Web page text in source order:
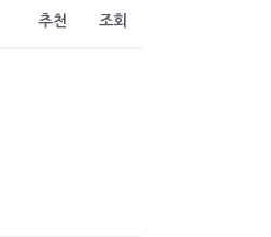
추천 조회